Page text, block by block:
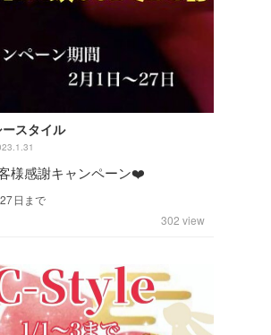
ースタイル
様感謝キャンペーン❤️
日まで
302 view